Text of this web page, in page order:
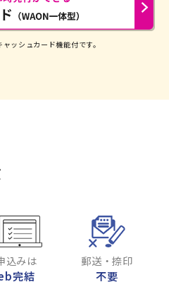
ッシュカード機能付です。
込みは
完結
郵送・捺印
不要